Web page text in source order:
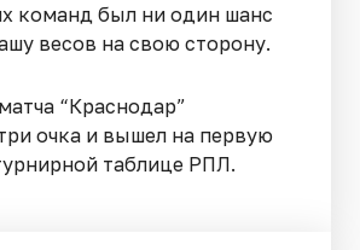
команд был ни один шанс
весов на свою сторону.
“Краснодар”
очка и вышел на первую
таблице РПЛ.